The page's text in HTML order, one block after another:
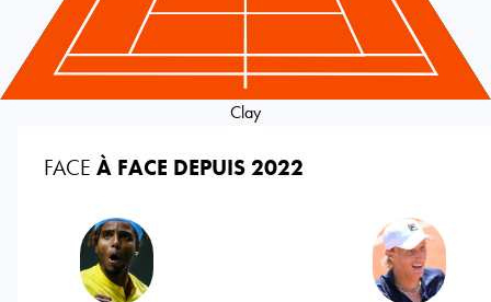
Clay
FACE À FACE DEPUIS 2022